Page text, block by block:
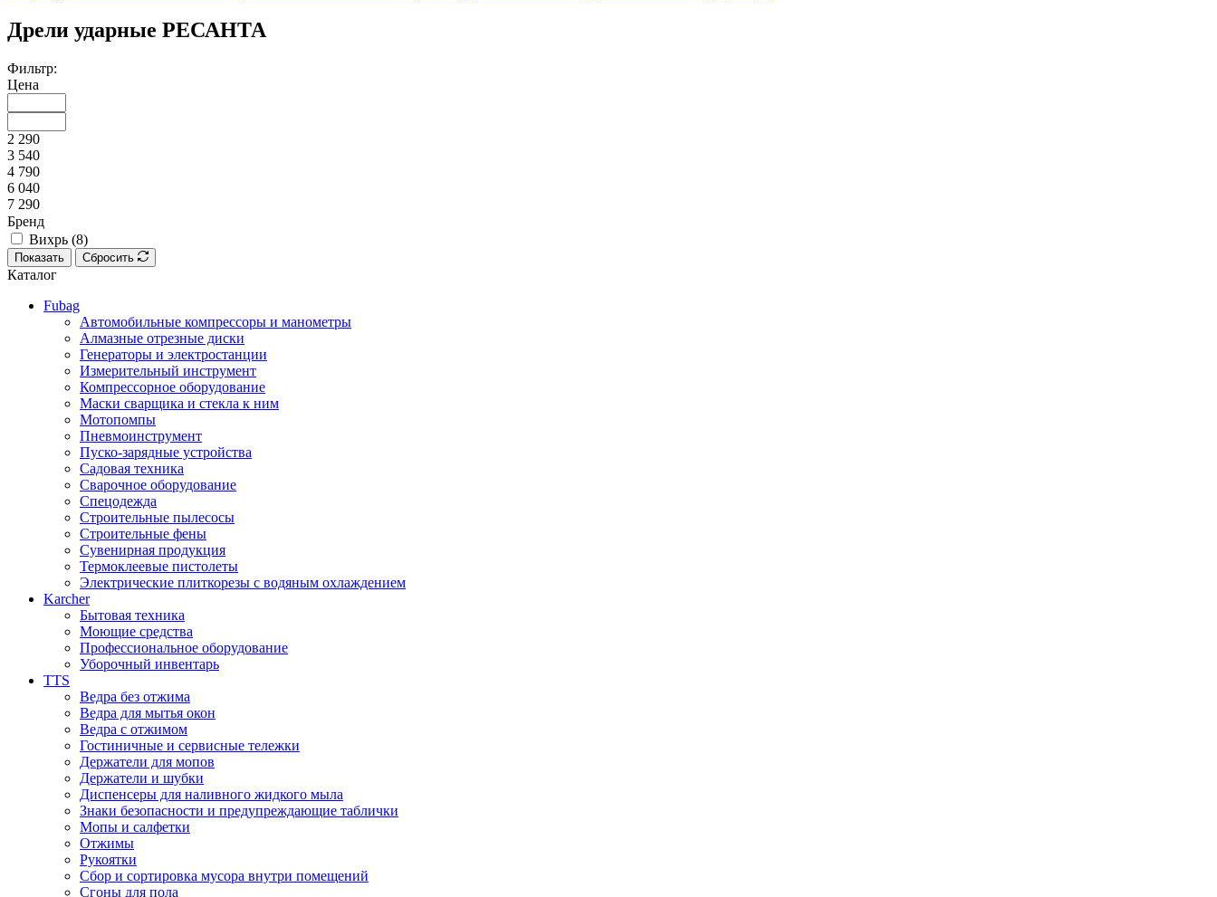
Дрели ударные РЕСАНТА
Фильтр:
Цена
2 290
3 540
4 790
6 040
7 290
Бренд
Вихрь (8)
Показать Сбросить
Каталог
Fubag
Автомобильные компрессоры и манометры
Алмазные отрезные диски
Генераторы и электростанции
Измерительный инструмент
Компрессорное оборудование
Маски сварщика и стекла к ним
Мотопомпы
Пневмоинструмент
Пуско-зарядные устройства
Садовая техника
Сварочное оборудование
Спецодежда
Строительные пылесосы
Строительные фены
Сувенирная продукция
Термоклеевые пистолеты
Электрические плиткорезы с водяным охлаждением
Karcher
Бытовая техника
Моющие средства
Профессиональное оборудование
Уборочный инвентарь
TTS
Ведра без отжима
Ведра для мытья окон
Ведра с отжимом
Гостиничные и сервисные тележки
Держатели для мопов
Держатели и шубки
Диспенсеры для наливного жидкого мыла
Знаки безопасности и предупреждающие таблички
Мопы и салфетки
Отжимы
Рукоятки
Сбор и сортировка мусора внутри помещений
Сгоны для пола